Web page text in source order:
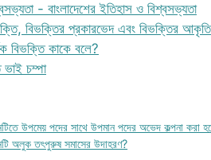
- বাংলাদেশের ইতিহাস ও বিশ্বসভ্যতা
বিভক্তির প্রকারভেদ এবং বিভক্তির আকৃতি
বিভক্তি কাকে বলে?
ভাই চম্পা
উপমেয় পদের সাথে উপমান পদের অভেদ কল্পনা করা
অলুক তৎপুরুষ সমাসের উদাহরণ?